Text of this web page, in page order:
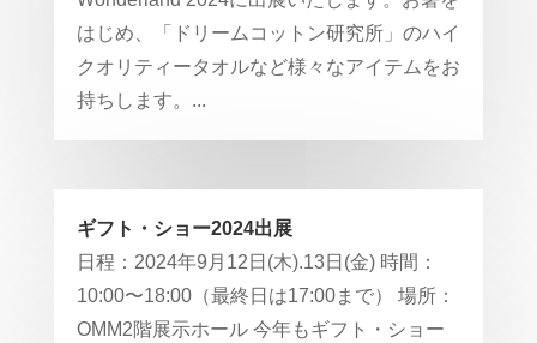
はじめ、「ドリームコットン研究所」のハイ
クオリティータオルなど様々なアイテムをお
持ちします。...
ギフト・ショー2024出展
日程：2024年9月12日(木).13日(金) 時間：
10:00〜18:00（最終日は17:00まで） 場所：
OMM2階展示ホール 今年もギフト・ショー